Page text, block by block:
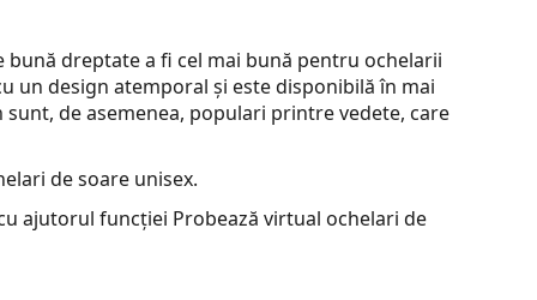
bună dreptate a fi cel mai bună pentru ochelarii
un design atemporal și este disponibilă în mai
de asemenea, populari printre vedete, care
de soare unisex.
ajutorul funcției Probează virtual ochelari de